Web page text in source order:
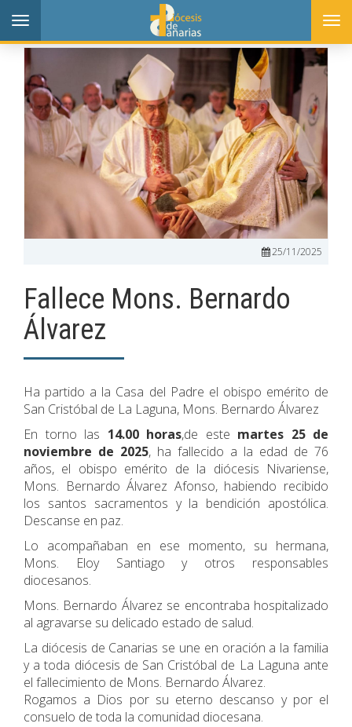
Toggle
navigation
25/11/2025
Fallece Mons. Bernardo
Álvarez
Ha partido a la Casa del Padre el obispo emérito de
San Cristóbal de La Laguna, Mons. Bernardo Álvarez
En torno las 14.00 horas,de este martes 25 de
noviembre de 2025, ha fallecido a la edad de 76
años, el obispo emérito de la diócesis Nivariense,
Mons. Bernardo Álvarez Afonso, habiendo recibido
los santos sacramentos y la bendición apostólica.
Descanse en paz.
Lo acompañaban en ese momento, su hermana,
Mons. Eloy Santiago y otros responsables
diocesanos.
Mons. Bernardo Álvarez se encontraba hospitalizado
al agravarse su delicado estado de salud.
La diócesis de Canarias se une en oración a la familia
y a toda diócesis de San Cristóbal de La Laguna ante
el fallecimiento de Mons. Bernardo Álvarez.
Rogamos a Dios por su eterno descanso y por el
consuelo de toda la comunidad diocesana.